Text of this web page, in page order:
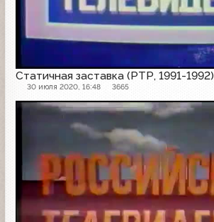
Статичная заставка (РТР, 1991-1992)
30 июля 2020, 16:48 3665
Заставка